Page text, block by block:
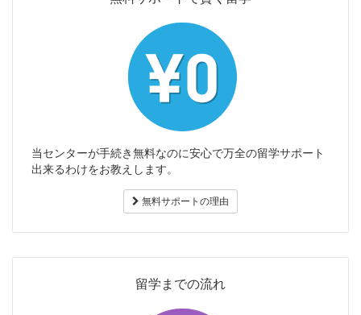
当センターが手続き無料なのに安心で万全の留学サポート
出来るわけをお教えします。
無料サポートの理由
留学までの流れ